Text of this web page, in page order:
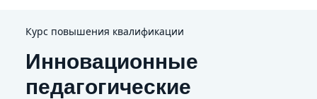
Курс повышения квалификации
Инновационные
педагогические